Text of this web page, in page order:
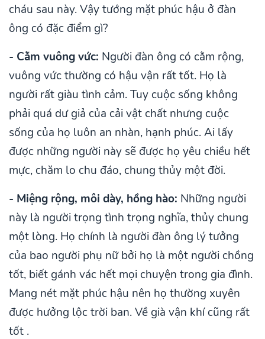
cháu sau này. Vậy tướng mặt phúc hậu ở đàn
ông có đặc điểm gì?
- Cằm vuông vức: Người đàn ông có cằm rộng,
vuông vức thường có hậu vận rất tốt. Họ là
người rất giàu tình cảm. Tuy cuộc sống không
phải quá dư giả của cải vật chất nhưng cuộc
sống của họ luôn an nhàn, hạnh phúc. Ai lấy
được những người này sẽ được họ yêu chiều hết
mực, chăm lo chu đáo, chung thủy một đời.
- Miệng rộng, môi dày, hồng hào: Những người
này là người trọng tình trọng nghĩa, thủy chung
một lòng. Họ chính là người đàn ông lý tưởng
của bao người phụ nữ bởi họ là một người chồng
tốt, biết gánh vác hết mọi chuyện trong gia đình.
Mang nét mặt phúc hậu nên họ thường xuyên
được hưởng lộc trời ban. Về già vận khí cũng rất
tốt .